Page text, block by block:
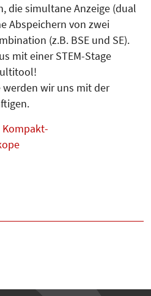
die simultane Anzeige (dual
Abspeichern von zwei
(z.B. BSE und SE).
mit einer STEM-Stage
werden wir uns mit der